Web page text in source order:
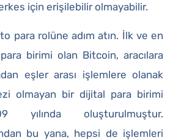
için erişilebilir olmayabilir.
para rolüne adım atın. İlk ve en
birimi olan Bitcoin, aracılara
eşler arası işlemlere olanak
olmayan bir dijital para birimi
yılında oluşturulmuştur.
bu yana, hepsi de işlemleri